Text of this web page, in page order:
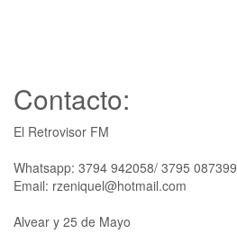
Contacto:
El Retrovisor FM
Whatsapp: 3794 942058/ 3795 087399
Email: rzeniquel@hotmail.com
Alvear y 25 de Mayo